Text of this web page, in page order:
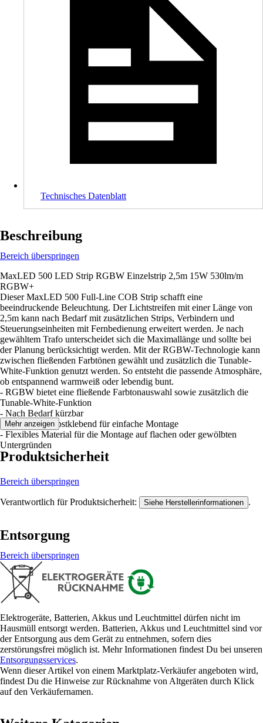
Technisches Datenblatt
Beschreibung
Bereich überspringen
MaxLED 500 LED Strip RGBW Einzelstrip 2,5m 15W 530lm/m
RGBW+
Dieser MaxLED 500 Full-Line COB Strip schafft eine
beeindruckende Beleuchtung. Der Lichtstreifen mit einer Länge von
2,5m kann nach Bedarf mit zusätzlichen Strips, Verbindern und
Steuerungseinheiten mit Fernbedienung erweitert werden. Je nach
gewähltem Trafo unterscheidet sich die Maximallänge und sollte bei
der Planung berücksichtigt werden. Mit der RGBW-Technologie kann
zwischen fließenden Farbtönen gewählt und zusätzlich die Tunable-
White-Funktion genutzt werden. So entsteht die passende Atmosphäre,
ob entspannend warmweiß oder lebendig bunt.
- RGBW bietet eine fließende Farbtonauswahl sowie zusätzlich die
Tunable-White-Funktion
- Nach Bedarf kürzbar
- Rückseitig selbstklebend für einfache Montage
- Flexibles Material für die Montage auf flachen oder gewölbten
Untergründen
Mehr anzeigen
Produktsicherheit
Bereich überspringen
Verantwortlich für Produktsicherheit: Siehe Herstellerinformationen .
Entsorgung
Bereich überspringen
Elektrogeräte, Batterien, Akkus und Leuchtmittel dürfen nicht im
Hausmüll entsorgt werden. Batterien, Akkus und Leuchtmittel sind vor
der Entsorgung aus dem Gerät zu entnehmen, sofern dies
zerstörungsfrei möglich ist. Mehr Informationen findest Du bei unseren
Entsorgungsservices.
Wenn dieser Artikel von einem Marktplatz-Verkäufer angeboten wird,
findest Du die Hinweise zur Rücknahme von Altgeräten durch Klick
auf den Verkäufernamen.